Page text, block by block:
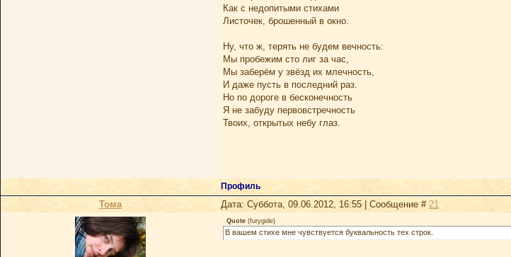
Как с недопитыми стихами
Листочек, брошенный в окно.
Ну, что ж, терять не будем вечность:
Мы пробежим сто лиг за час,
Мы заберём у звёзд их млечность,
И даже пусть в последний раз.
Но по дороге в бесконечность
Я не забуду первовстречность
Твоих, открытых небу глаз.
Профиль
Тома Дата: Суббота, 09.06.2012, 16:55 | Сообщение # 21
Quote (furygide)
В вашем стихе мне чувствуется буквальность тех строк.